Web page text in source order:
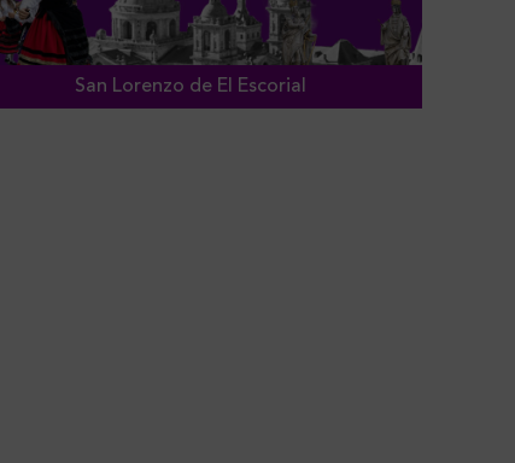
San Lorenzo de El Escorial